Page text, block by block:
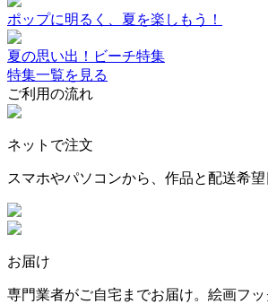
ポップに明るく、夏を楽しもう！
夏の思い出！ビーチ特集
特集一覧を見る
ご利用の流れ
ネットで注文
スマホやパソコンから、作品と配送希望
お届け
専門業者がご自宅までお届け。絵画フ